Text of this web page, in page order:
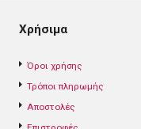
Χρήσιμα
Όροι χρήσης
Τρόποι πληρωμής
Αποστολές